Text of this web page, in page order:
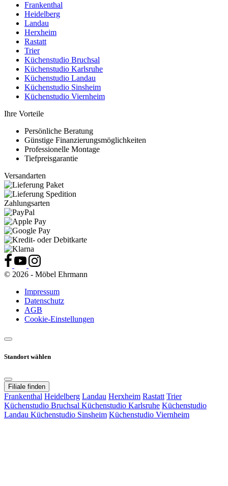
Frankenthal
Heidelberg
Landau
Herxheim
Rastatt
Trier
Küchenstudio Bruchsal
Küchenstudio Karlsruhe
Küchenstudio Landau
Küchenstudio Sinsheim
Küchenstudio Viernheim
Ihre Vorteile
Persönliche Beratung
Günstige Finanzierungsmöglichkeiten
Professionelle Montage
Tiefpreisgarantie
Versandarten
Zahlungsarten
© 2026 - Möbel Ehrmann
Impressum
Datenschutz
AGB
Cookie-Einstellungen
Standort wählen
Filiale finden
Frankenthal Heidelberg Landau Herxheim Rastatt Trier
Küchenstudio Bruchsal Küchenstudio Karlsruhe Küchenstudio
Landau Küchenstudio Sinsheim Küchenstudio Viernheim